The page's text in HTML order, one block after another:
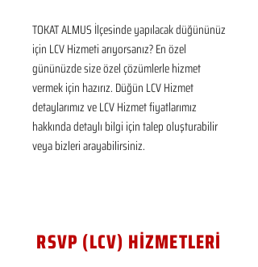
TOKAT ALMUS İlçesinde yapılacak düğününüz
için LCV Hizmeti arıyorsanız? En özel
gününüzde size özel çözümlerle hizmet
vermek için hazırız. Düğün LCV Hizmet
detaylarımız ve LCV Hizmet fiyatlarımız
hakkında detaylı bilgi için talep oluşturabilir
veya bizleri arayabilirsiniz.
RSVP (LCV) HİZMETLERİ